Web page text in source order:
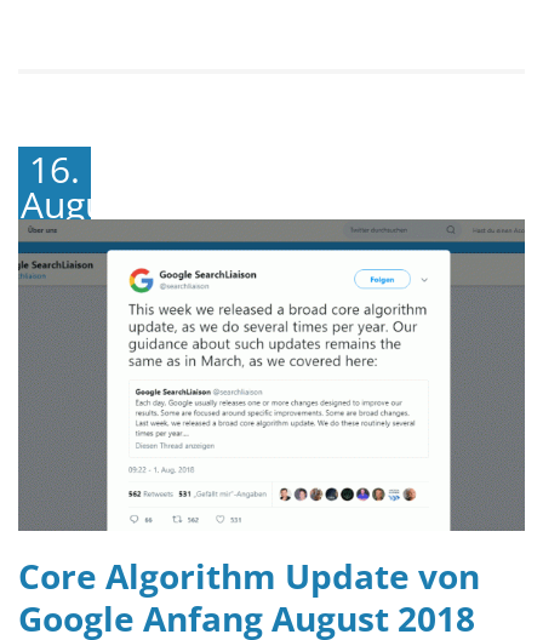
16.
August
2018
Core Algorithm Update von
Google Anfang August 2018